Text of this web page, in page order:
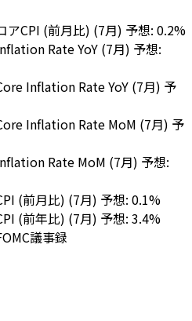
アCPI (前月比) (7月) 予想: 0.2%
Rate YoY (7月) 予想:
Inflation Rate YoY (7月) 予
Inflation Rate MoM (7月) 予
Rate MoM (7月) 予想:
(前月比) (7月) 予想: 0.1%
(前年比) (7月) 予想: 3.4%
議事録